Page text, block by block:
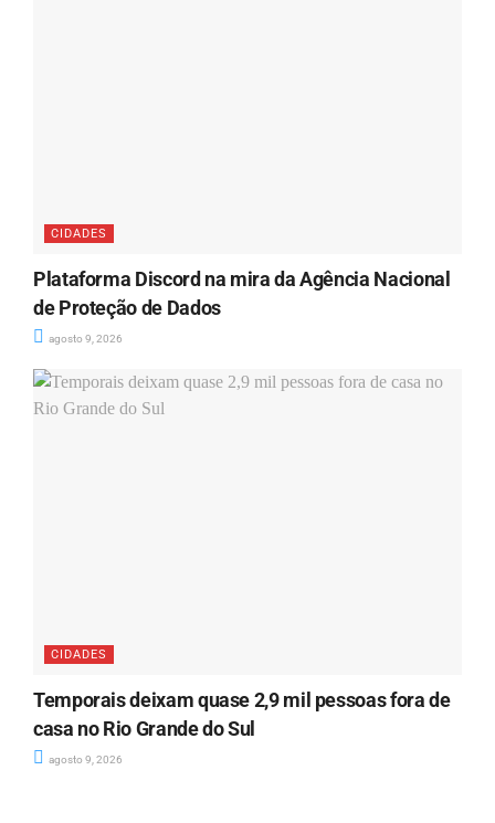
CIDADES
Plataforma Discord na mira da Agência Nacional
de Proteção de Dados
agosto 9, 2026
CIDADES
Temporais deixam quase 2,9 mil pessoas fora de
casa no Rio Grande do Sul
agosto 9, 2026